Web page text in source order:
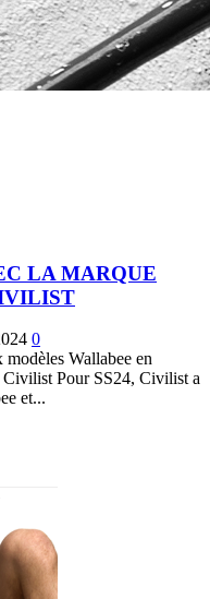
LA MARQUE
0
Wallabee en
Pour SS24, Civilist a
et...